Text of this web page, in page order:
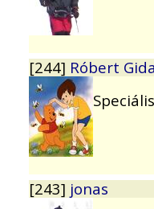
[244] Róbert Gida
[243] jonas